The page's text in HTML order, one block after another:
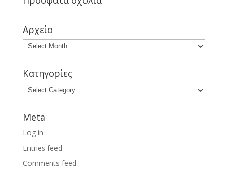
Αρχείο
Κατηγορίες
Meta
Log in
Entries feed
Comments feed